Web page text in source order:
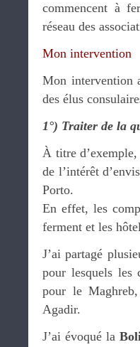
commencent à
réseau des
Mon intervention
Mon intervention
des élus
1°) Traiter de la
À titre
de l’intérêt
Porto.
En effet, les
ferment et les
J’ai partagé
pour lesquels les
pour le
Agadir.
J’ai évoqué la